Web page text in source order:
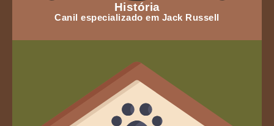
História
Canil especializado em Jack Russell